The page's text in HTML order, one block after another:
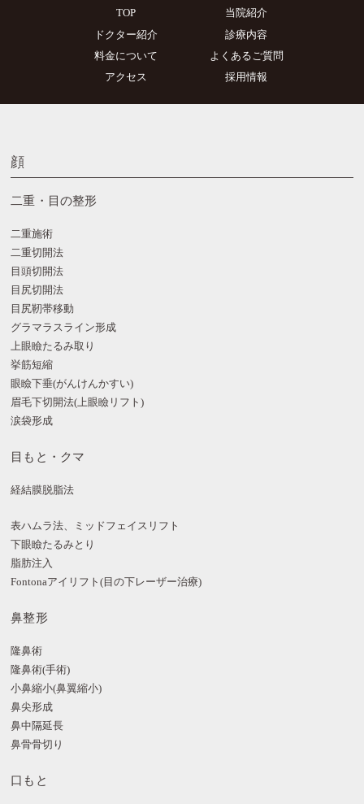
TOP
当院紹介
ドクター紹介
診療内容
料金について
よくあるご質問
アクセス
採用情報
顔
二重・目の整形
二重施術
二重切開法
目頭切開法
目尻切開法
目尻靭帯移動
グラマラスライン形成
上眼瞼たるみ取り
挙筋短縮
眼瞼下垂(がんけんかすい)
眉毛下切開法(上眼瞼リフト)
涙袋形成
目もと・クマ
経結膜脱脂法
表ハムラ法、ミッドフェイスリフト
下眼瞼たるみとり
脂肪注入
Fontonaアイリフト(目の下レーザー治療)
鼻整形
隆鼻術
隆鼻術(手術)
小鼻縮小(鼻翼縮小)
鼻尖形成
鼻中隔延長
鼻骨骨切り
口もと